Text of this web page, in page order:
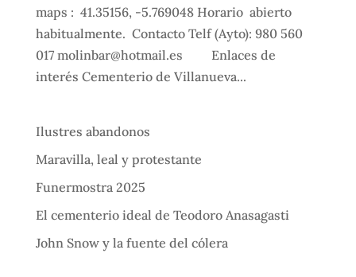
maps : 41.35156, -5.769048 Horario abierto
habitualmente. Contacto Telf (Ayto): 980 560
017 molinbar@hotmail.es Enlaces de
interés Cementerio de Villanueva...
Ilustres abandonos
Maravilla, leal y protestante
Funermostra 2025
El cementerio ideal de Teodoro Anasagasti
John Snow y la fuente del cólera